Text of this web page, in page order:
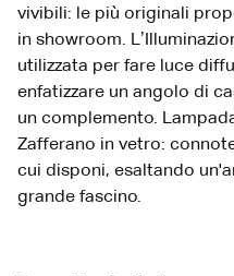
vivibili: le più originali
in showroom.
utilizzata per fare luce
enfatizzare un angolo di
un complemento.
Zafferano in vetro:
cui disponi, esaltando
grande fascino.